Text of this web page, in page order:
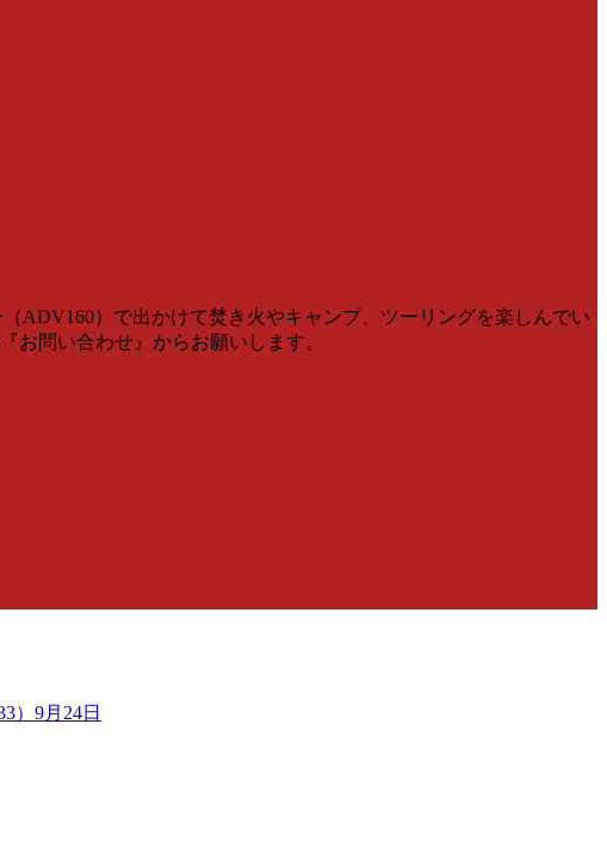
ADV160）で出かけて焚き火やキャンプ、ツーリングを楽しんでい
問い合わせ』からお願いします。
）9月24日